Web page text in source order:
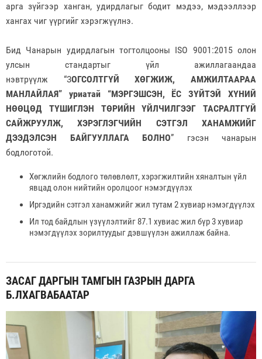
арга зүйгээр ханган, удирдлагыг бодит мэдээ, мэдээллээр
хангах чиг үүргийг хэрэгжүүлнэ.
Бид Чанарын удирдлагын тогтолцооны ISO 9001:2015 олон
улсын стандартыг үйл ажиллагаандаа
нэвтрүүлж “ЗОГСОЛТГҮЙ ХӨГЖИЖ, АМЖИЛТААРАА
МАНЛАЙЛАЯ” уриатай “МЭРГЭШСЭН, ЁС ЗҮЙТЭЙ ХҮНИЙ
НӨӨЦӨД ТҮШИГЛЭН ТӨРИЙН ҮЙЛЧИЛГЭЭГ ТАСРАЛТГҮЙ
САЙЖРУУЛЖ, ХЭРЭГЛЭГЧИЙН СЭТГЭЛ ХАНАМЖИЙГ
ДЭЭДЭЛСЭН БАЙГУУЛЛАГА БОЛНО” гэсэн чанарын
бодлоготой.
Хөгжлийн бодлого төлөвлөлт, хэрэгжилтийн хяналтын үйл
явцад олон нийтийн оролцоог нэмэгдүүлэх
Иргэдийн сэтгэл ханамжийг жил тутам 2 хувиар нэмэгдүүлэх
Ил тод байдлын үзүүлэлтийг 87.1 хувиас жил бүр 3 хувиар
нэмэгдүүлэх зорилтуудыг дэвшүүлэн ажиллаж байна.
ЗАСАГ ДАРГЫН ТАМГЫН ГАЗРЫН ДАРГА
Б.ЛХАГВАБААТАР